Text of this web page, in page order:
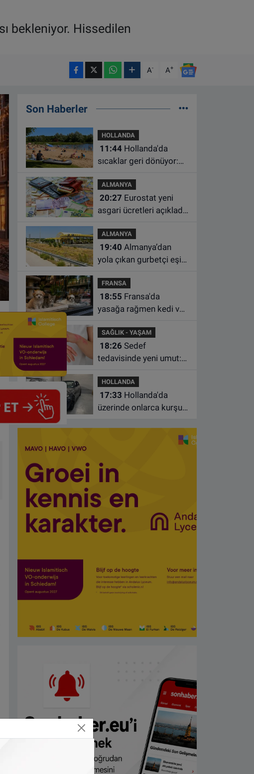
bekleniyor. Hissedilen
A- A+
Son Haberler
HOLLANDA
11:44Hollanda'da
sıcaklar geri dönüyor:
dereceyi gösterecek
ALMANYA
20:27
asgari ücretleri açıkladı:
sıraya yükseldi
ALMANYA
19:40
yola çıkan gurbetçi eşini
istasyonunda unuttu
FRANSA
18:55
yasağa rağmen kedi ve
shoplara hayvan başına
1.500 euro ceza
SAĞLIK - YAŞAM
18:26
tedavisinde yeni umut:
iyileşmediği bulundu
HOLLANDA
17:33
üzerinde onlarca kurşun